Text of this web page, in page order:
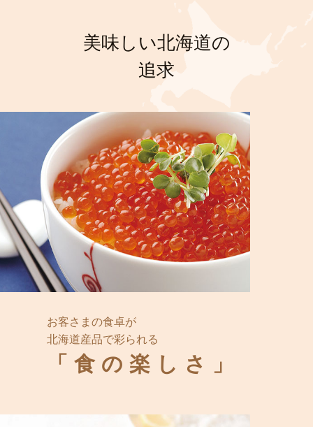
美味しい北海道の
追求
お客さまの食卓が
北海道産品で彩られる
「食の楽しさ」